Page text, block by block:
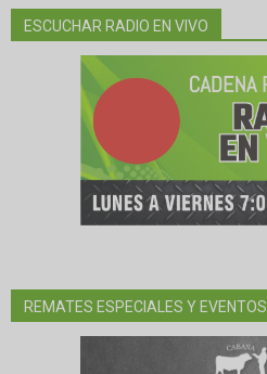
ESCUCHAR RADIO EN VIVO
REMATES ESPECIALES Y EVENTOS